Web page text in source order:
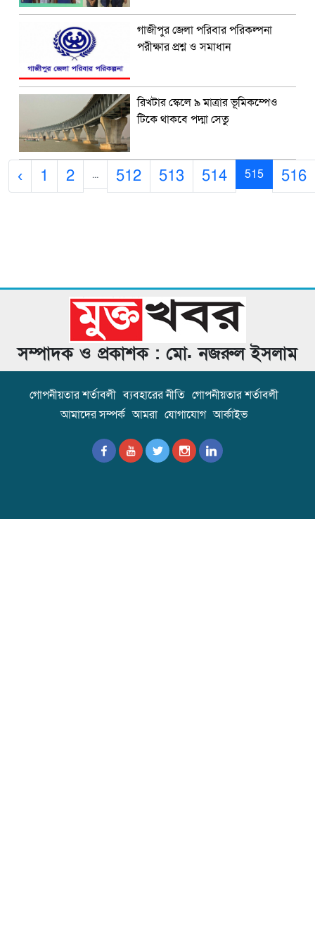
গাজীপুর জেলা পরিবার পরিকল্পনা
পরীক্ষার প্রশ্ন ও সমাধান
রিখটার স্কেলে ৯ মাত্রার ভূমিকম্পেও
টিকে থাকবে পদ্মা সেতু
‹ 1 2 ... 512 513 514 515 516
সম্পাদক ও প্রকাশক : মো. নজরুল ইসলাম
গোপনীয়তার শর্তাবলী ব্যবহারের নীতি গোপনীয়তার শর্তাবলী
আমাদের সম্পর্ক আমরা যোগাযোগ আর্কাইভ